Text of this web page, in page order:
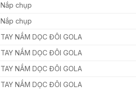
Nắp chụp
Nắp chụp
TAY NẮM DỌC ĐÔI GOLA
TAY NẮM DỌC ĐÔI GOLA
TAY NẮM DỌC ĐÔI GOLA
TAY NẮM DỌC ĐÔI GOLA